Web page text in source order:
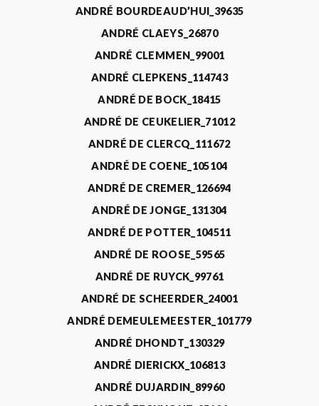
ANDRÉ BOURDEAUD’HUI_39635
ANDRÉ CLAEYS_26870
ANDRÉ CLEMMEN_99001
ANDRÉ CLEPKENS_114743
ANDRÉ DE BOCK_18415
ANDRÉ DE CEUKELIER_71012
ANDRÉ DE CLERCQ_111672
ANDRÉ DE COENE_105104
ANDRÉ DE CREMER_126694
ANDRÉ DE JONGE_131304
ANDRÉ DE POTTER_104511
ANDRÉ DE ROOSE_59565
ANDRÉ DE RUYCK_99761
ANDRÉ DE SCHEERDER_24001
ANDRÉ DEMEULEMEESTER_101779
ANDRÉ DHONDT_130329
ANDRÉ DIERICKX_106813
ANDRÉ DUJARDIN_89960